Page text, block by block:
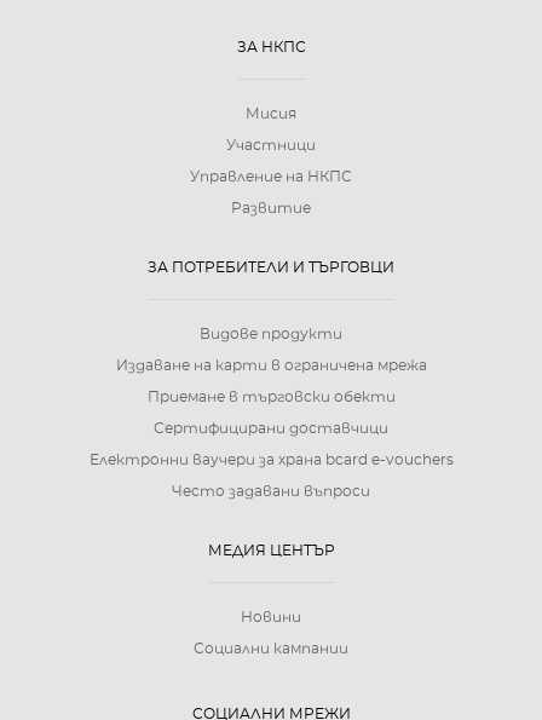
ЗА НКПС
Мисия
Участници
Управление на НКПС
Развитие
ЗА ПОТРЕБИТЕЛИ И ТЪРГОВЦИ
Видове продукти
Издаване на карти в ограничена мрежа
Приемане в търговски обекти
Сертифицирани доставчици
Електронни ваучери за храна bcard e-vouchers
Често задавани въпроси
МЕДИЯ ЦЕНТЪР
Новини
Социални кампании
СОЦИАЛНИ МРЕЖИ